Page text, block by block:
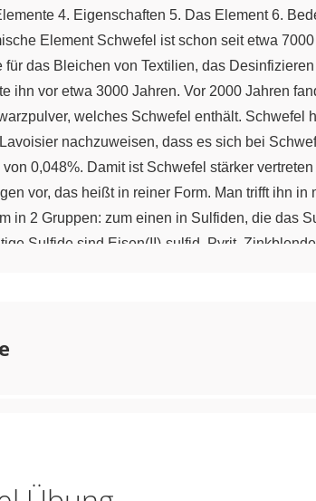
4. Eigenschaften 5. Das Element 6.
Element Schwefel ist schon seit etwa
das Bleichen von Textilien, das
ihn vor etwa 3000 Jahren. Vor 2000 Jahren
welches Schwefel enthält.
nachzuweisen, dass es sich bei
0,048%. Damit ist Schwefel stärker
vor, das heißt in reiner Form. Man trifft ihn
in 2 Gruppen: zum einen in Sulfiden, die das
Sulfide sind Eisen(II)-sulfid, Pyrit,
hat Schwefel die Oxidationszahlen -2,
nicht. 5. Das Element Die Gewinnung des
Das ist das Frasch-Verfahren. Beim
ein. Mit gewöhnlichen Säuren, die nicht
Reaktion mit Basen bilden sich Sulfidionen S